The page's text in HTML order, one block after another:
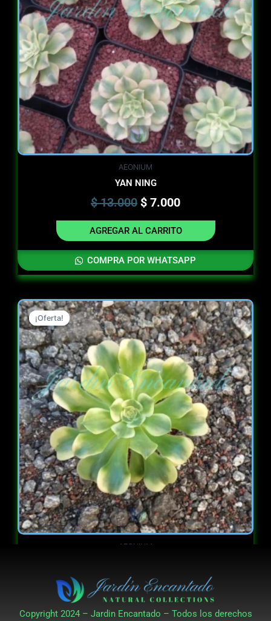
AEONIUM
YAN NING
$13.000 $ 7.000
AGREGAR AL CARRITO
COMPRA POR WHATSAPP
¡Oferta!
¡Oferta!
AEONIUM
Valorado en
$7.000
Original
price
was:
$ 7.000.
$5.000
Current
price
is:
$ 5.000.
Copyright 2024 – Jardin Encantado – Todos los derechos